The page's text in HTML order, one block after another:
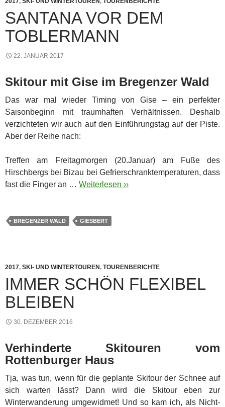
SANTANA VOR DEM
TOBLERMANN
22. JANUAR 2017
Skitour mit Gise im Bregenzer Wald
Das war mal wieder Timing von Gise – ein perfekter
Saisonbeginn mit traumhaften Verhältnissen.
Deshalb
verzichteten wir auch auf den Einführungstag auf der Piste.
Aber der Reihe nach:
Treffen am Freitagmorgen (20.Januar) am Fuße des
Hirschbergs bei Bizau bei Gefrierschranktemperaturen, dass
fast die Finger an … Weiterlesen ››
BREGENZER WALD GIESBERT
2017, SKI- UND WINTERTOUREN, TOURENBERICHTE
IMMER SCHÖN FLEXIBEL
BLEIBEN
30. DEZEMBER 2016
Verhinderte Skitouren vom
Rottenburger Haus
Tja, was tun, wenn für die geplante Skitour der Schnee auf
sich warten lässt? Dann wird die Skitour eben zur
Winterwanderung umgewidmet! Und so kam ich, als Nicht-